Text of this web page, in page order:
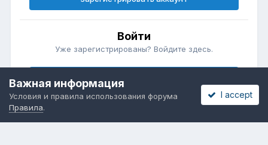
Войти
Уже зарегистрированы? Войдите здесь.
Важная информация
Условия и правила использования форума
Правила.
I accept